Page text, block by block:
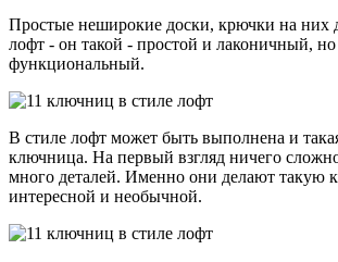
Простые неширокие доски, крючки на них
лофт - он такой - простой и лаконичный,
функциональный.
В стиле лофт может быть выполнена и
ключница. На первый взгляд ничего
много деталей. Именно они делают такую
интересной и необычной.